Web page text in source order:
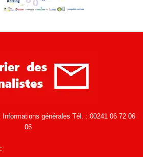
générales Tél. : 00241 06 72 06
06